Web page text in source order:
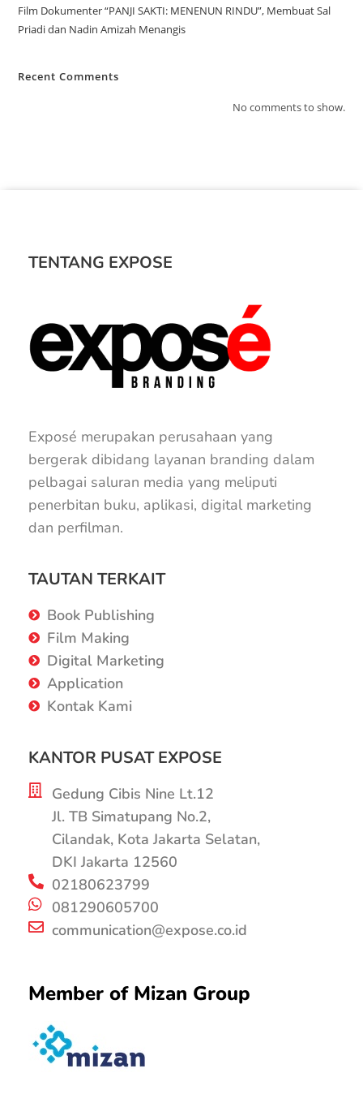
Film Dokumenter “PANJI SAKTI: MENENUN RINDU”, Membuat Sal
Priadi dan Nadin Amizah Menangis
Recent Comments
No comments to show.
TENTANG EXPOSE
Exposé merupakan perusahaan yang
bergerak dibidang layanan branding dalam
pelbagai saluran media yang meliputi
penerbitan buku, aplikasi, digital marketing
dan perfilman.
TAUTAN TERKAIT
Book Publishing
Film Making
Digital Marketing
Application
Kontak Kami
KANTOR PUSAT EXPOSE
Gedung Cibis Nine Lt.12
Jl. TB Simatupang No.2,
Cilandak, Kota Jakarta Selatan,
DKI Jakarta 12560
02180623799
081290605700
communication@expose.co.id
Member of Mizan Group